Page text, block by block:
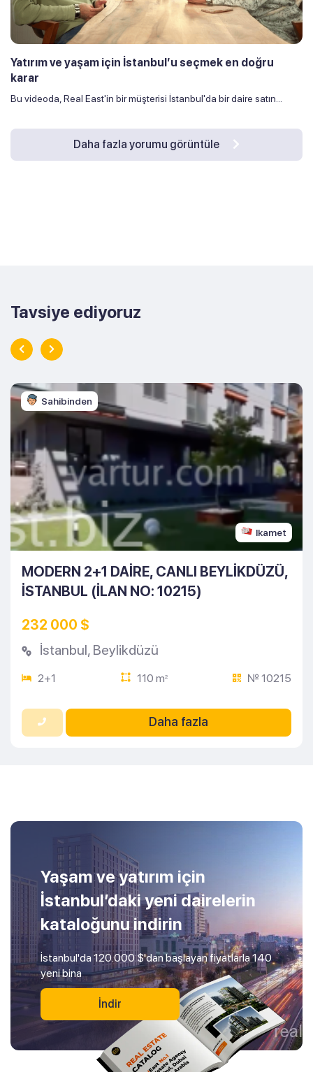
Yatırım ve yaşam için İstanbul’u seçmek en doğru
karar
Bu videoda, Real East'in bir müşterisi İstanbul'da bir daire satın...
Daha fazla yorumu görüntüle
Tavsiye ediyoruz
Ikamet
Sahibinden
MODERN 2+1 DAIRE, CANLI BEYLIKDÜZÜ,
İSTANBUL (İLAN NO: 10215)
232 000 $
İstanbul, Beylikdüzü
2+1 110 m2 № 10215
Daha fazla
Yaşam ve yatırım için
İstanbul’daki yeni dairelerin
kataloğunu indirin
İstanbul'da 120.000 $'dan başlayan fiyatlarla 140
yeni bina
İndir